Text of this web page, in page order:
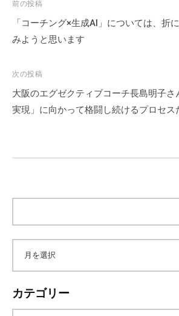
投
稿
ナ
ゲ
ー
シ
前の投稿
「コーチング×生成AI」については、折
みようと思います
次の投稿
大阪のエグゼクティブコーチ長島明子さ
実現」に向かって格闘し続けるプロセス
索
ー
カテゴリー